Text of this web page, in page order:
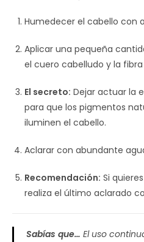
Humedecer el cabello con
Aplicar una pequeña
el cuero cabelludo y la
El secreto: Dejar actuar la
para que los pigmentos
iluminen el cabello.
Aclarar con abundante
Recomendación: Si
realiza el último aclarado
Sabías que… El uso